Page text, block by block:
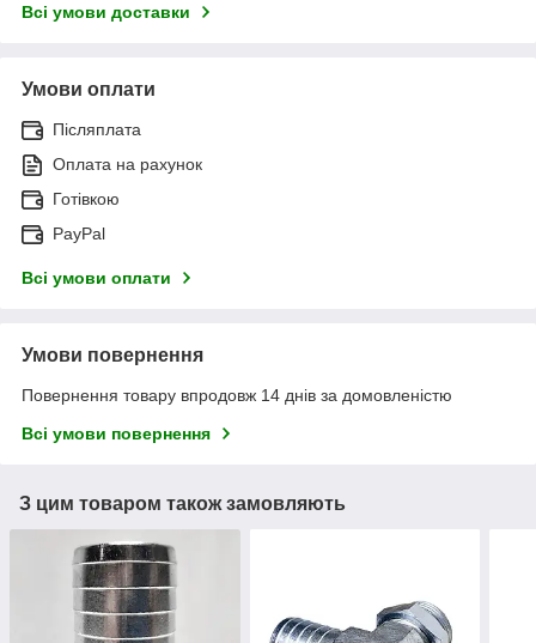
Всі умови доставки
Умови оплати
Післяплата
Оплата на рахунок
Готівкою
PayPal
Всі умови оплати
Умови повернення
Повернення товару впродовж 14 днів за домовленістю
Всі умови повернення
З цим товаром також замовляють